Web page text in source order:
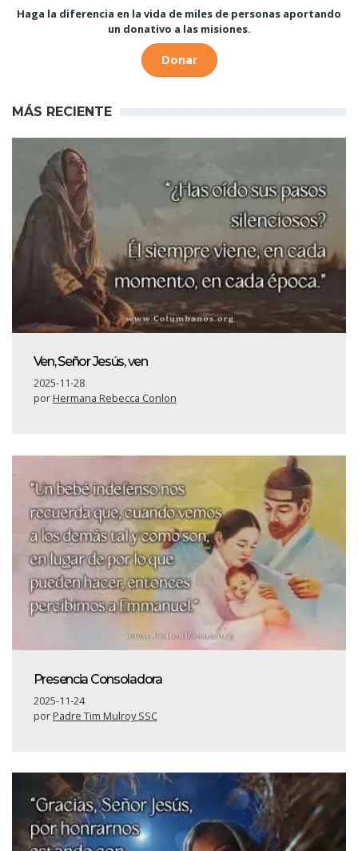
Haga la diferencia en la vida de miles de personas aportando
un donativo a las misiones.
Donar
MÁS RECIENTE
Ven, Señor Jesús, ven
2025-11-28
porHermana Rebecca Conlon
Presencia Consoladora
2025-11-24
porPadre Tim Mulroy SSC